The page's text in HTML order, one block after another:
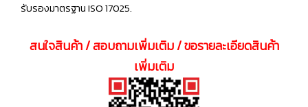
รับรองมาตรฐาน ISO 17025.
สนใจสินค้า / สอบถามเพิ่มเติม / ขอรายละเอียดสินค้า
เพิ่มเติม